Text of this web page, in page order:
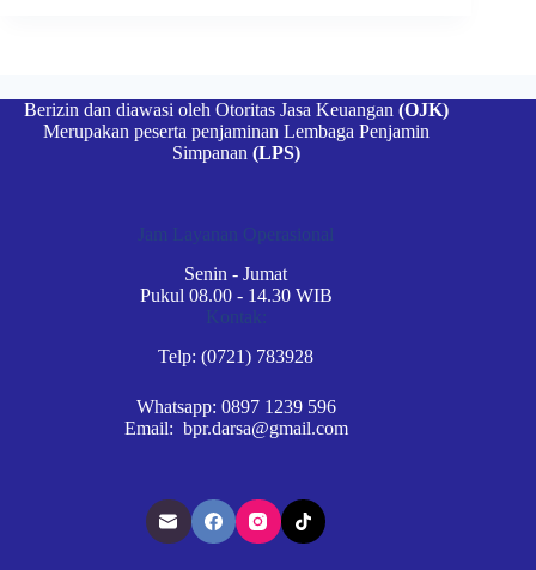
Berizin dan diawasi oleh Otoritas Jasa Keuangan (OJK)
Merupakan peserta penjaminan Lembaga Penjamin
Simpanan (LPS)
Jam Layanan Operasional
Senin - Jumat
Pukul 08.00 - 14.30 WIB
Kontak:
Telp: (0721) 783928
Whatsapp: 0897 1239 596
Email: bpr.darsa@gmail.com